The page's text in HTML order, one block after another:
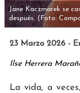
Jane Kaczmarek se
después. (Foto:
23 Marzo 2026 -
Ilse Herrera
La vida, a